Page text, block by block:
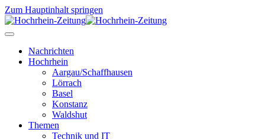
Zum Hauptinhalt springen
Nachrichten
Hochrhein
Aargau/Schaffhausen
Lörrach
Basel
Konstanz
Waldshut
Themen
Technik und IT